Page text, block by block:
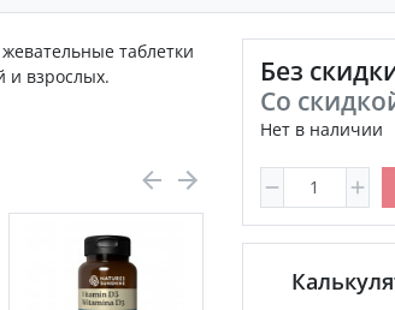
Без
Со
Нет в наличии
таблетки
и взрослых.